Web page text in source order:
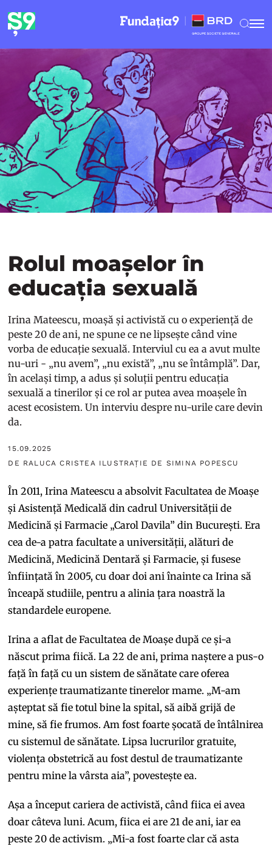
Rolul moașelor în
educația sexuală
Irina Mateescu, moașă și activistă cu o experiență de
peste 20 de ani, ne spune ce ne lipsește când vine
vorba de educație sexuală. Interviul cu ea a avut multe
nu-uri - „nu avem”, „nu există”, „nu se întâmplă”. Dar,
în același timp, a adus și soluții pentru educația
sexuală a tinerilor și ce rol ar putea avea moașele în
acest ecosistem. Un interviu despre nu-urile care devin
da.
15.09.2025
DE RALUCA CRISTEA ILUSTRAȚIE DE SIMINA POPESCU
În 2011, Irina Mateescu a absolvit Facultatea de Moașe
și Asistență Medicală din cadrul Universității de
Medicină și Farmacie „Carol Davila” din București. Era
cea de-a patra facultate a universității, alături de
Medicină, Medicină Dentară și Farmacie, și fusese
înființată în 2005, cu doar doi ani înainte ca Irina să
înceapă studiile, pentru a alinia țara noastră la
standardele europene.
Irina a aflat de Facultatea de Moașe după ce și-a
născut prima fiică. La 22 de ani, prima naștere a pus-o
față în față cu un sistem de sănătate care oferea
experiențe traumatizante tinerelor mame. „M-am
așteptat să fie totul bine la spital, să aibă grijă de
mine, să fie frumos. Am fost foarte șocată de întâlnirea
cu sistemul de sănătate. Lipsa lucrurilor gratuite,
violența obstetrică au fost destul de traumatizante
pentru mine la vârsta aia”, povestește ea.
Așa a început cariera de activistă, când fiica ei avea
doar câteva luni. Acum, fiica ei are 21 de ani, iar ea
peste 20 de activism. „Mi-a fost foarte clar că asta